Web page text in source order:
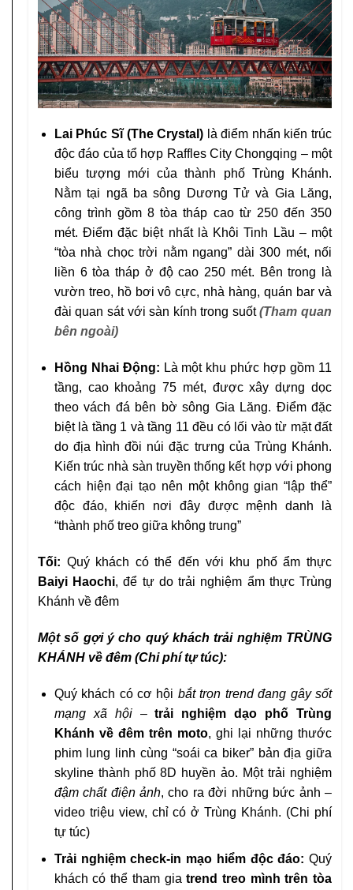
Lai Phúc Sĩ (The Crystal) là điểm nhấn kiến trúc
độc đáo của tổ hợp Raffles City Chongqing – một
biểu tượng mới của thành phố Trùng Khánh.
Nằm tại ngã ba sông Dương Tử và Gia Lăng,
công trình gồm 8 tòa tháp cao từ 250 đến 350
mét. Điểm đặc biệt nhất là Khôi Tinh Lầu – một
“tòa nhà chọc trời nằm ngang” dài 300 mét, nối
liền 6 tòa tháp ở độ cao 250 mét. Bên trong là
vườn treo, hồ bơi vô cực, nhà hàng, quán bar và
đài quan sát với sàn kính trong suốt(Tham quan
bên ngoài)
Hồng Nhai Động: Là một khu phức hợp gồm 11
tầng, cao khoảng 75 mét, được xây dựng dọc
theo vách đá bên bờ sông Gia Lăng. Điểm đặc
biệt là tầng 1 và tầng 11 đều có lối vào từ mặt đất
do địa hình đồi núi đặc trưng của Trùng Khánh.
Kiến trúc nhà sàn truyền thống kết hợp với phong
cách hiện đại tạo nên một không gian “lập thể”
độc đáo, khiến nơi đây được mệnh danh là
“thành phố treo giữa không trung”
Tối: Quý khách có thể đến với khu phố ẩm thực
Baiyi Haochi, để tự do trải nghiệm ẩm thực Trùng
Khánh về đêm
Một số gợi ý cho quý khách trải nghiệm TRÙNG
KHÁNH về đêm (Chi phí tự túc):
Quý khách có cơ hội bắt trọn trend đang gây sốt
mạng xã hội–trải nghiệm dạo phố Trùng
Khánh về đêm trên moto, ghi lại những thước
phim lung linh cùng “soái ca biker” bản địa giữa
skyline thành phố 8D huyền ảo. Một trải nghiệm
đậm chất điện ảnh, cho ra đời những bức ảnh –
video triệu view, chỉ có ở Trùng Khánh. (Chi phí
tự túc)
Trải nghiệm check-in mạo hiểm độc đáo: Quý
khách có thể tham giatrend treo mình trên tòa